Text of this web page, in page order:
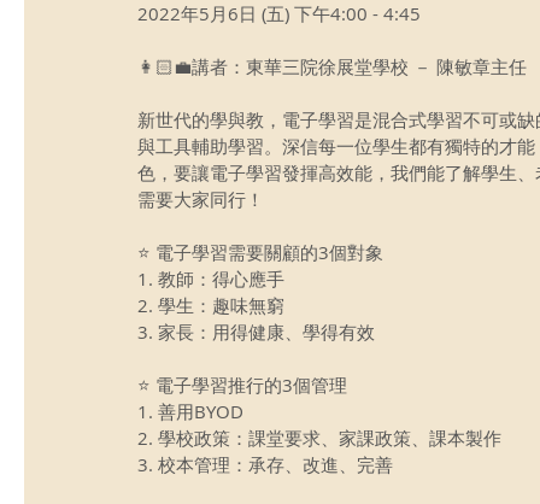
2022年5月6日 (五) 下午4:00 - 4:45﻿
👩🏻‍💼講者：東華三院徐展堂學校 － 陳敏章主任﻿
新世代的學與教，電子學習是混合式學習不可或
與工具輔助學習。深信每一位學生都有獨特的才
色，要讓電子學習發揮高效能，我們能了解學生
需要大家同行！
⭐ 電子學習需要關顧的3個對象
1. 教師：得心應手
2. 學生：趣味無窮
3. 家長：用得健康、學得有效
⭐ 電子學習推行的3個管理
1. 善用BYOD
2. 學校政策：課堂要求、家課政策、課本製作
3. 校本管理：承存、改進、完善